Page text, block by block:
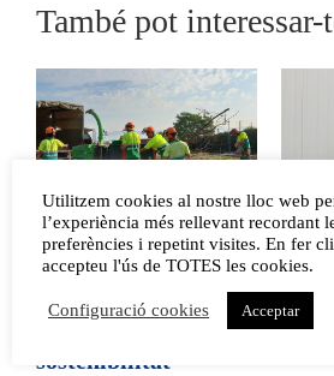
També pot interessar-
El centre especial de
treball Tac Osona
forma als seus
sostenibilitat
Nou
de
6 agost
Utilitzem cookies al nostre lloc web
l’experiència més rellevant recordant
preferències i repetint visites. En fer
accepteu l'ús de TOTES les cookies.
Configuració cookies Acceptar